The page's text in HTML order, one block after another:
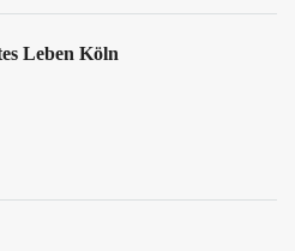
Leben Köln